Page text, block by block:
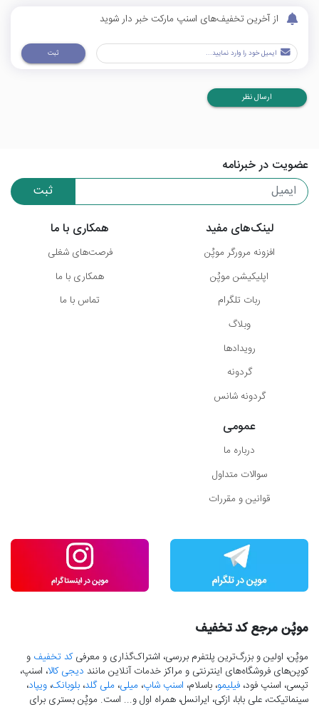
از آخرین تخفیف‌های اسنپ مارکت خبر دار شوید
ثبت
ارسال نظر
عضویت در خبرنامه
ثبت
لینک‌های مفید
افزونه مرورگر موپُن
اپلیکیشن موپُن
ربات تلگرام
وبلاگ
رویدادها
گردونه
گردونه شانس
همکاری با ما
فرصت‌های شغلی
همکاری با ما
تماس با ما
عمومی
درباره ما
سوالات متداول
قوانین و مقررات
موپُن مرجع کد تخفیف
موپُن، اولین و بزرگ‌ترین پلتفرم بررسی، اشتراک‌گذاری و معرفیکد تخفیف و
کوپن‌های فروشگاه‌های اینترنتی و مراکز خدمات آنلاین مانند دیجی کالا، اسنپ،
تپسی، اسنپ فود، فیلیمو، باسلام، اسنپ شاپ، میلی، ملی گلد، بلوبانک، ویپاد،
سینماتیکت، علی بابا، ازکی، ایرانسل، همراه اول و... است. موپُن بستری برای